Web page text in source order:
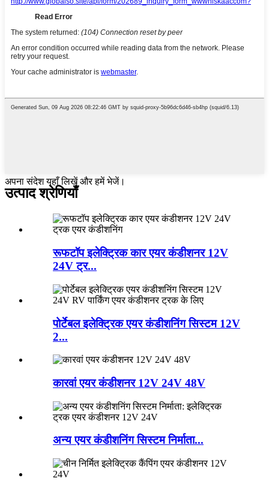
अपना संदेश यहाँ लिखें और हमें भेजें।
उत्पाद श्रेणियाँ
रूफटॉप इलेक्ट्रिक कार एयर कंडीशनर 12V
24V ट्र...
पोर्टेबल इलेक्ट्रिक एयर कंडीशनिंग सिस्टम 12V
2...
कारवां एयर कंडीशनर 12V 24V 48V
अन्य एयर कंडीशनिंग सिस्टम निर्माता...